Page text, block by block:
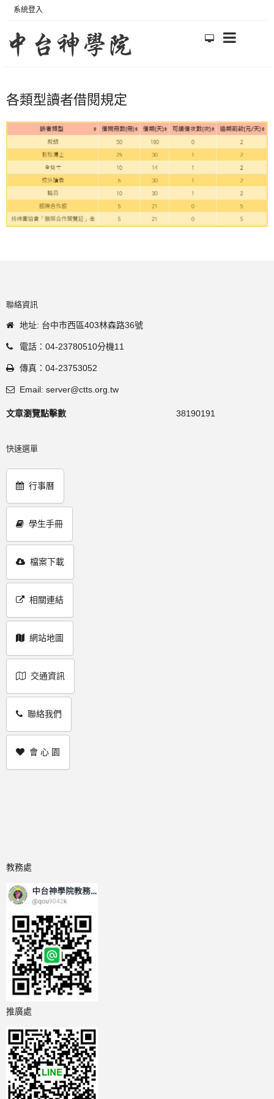
系統登入
各類型讀者借閱規定
聯絡資訊
地址: 台中市西區403林森路36號
電話：04-23780510分機11
傳真：04-23753052
Email: server@ctts.org.tw
文章瀏覽點擊數 38190191
快速選單
行事曆
學生手冊
檔案下載
相關連結
網站地圖
交通資訊
聯絡我們
會 心 園
教務處
推廣處